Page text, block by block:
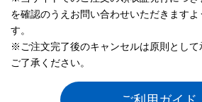
を確認のうえお問い合わせいただきますよ
す。
※ご注文完了後のキャンセルは原則とし
ご了承ください。